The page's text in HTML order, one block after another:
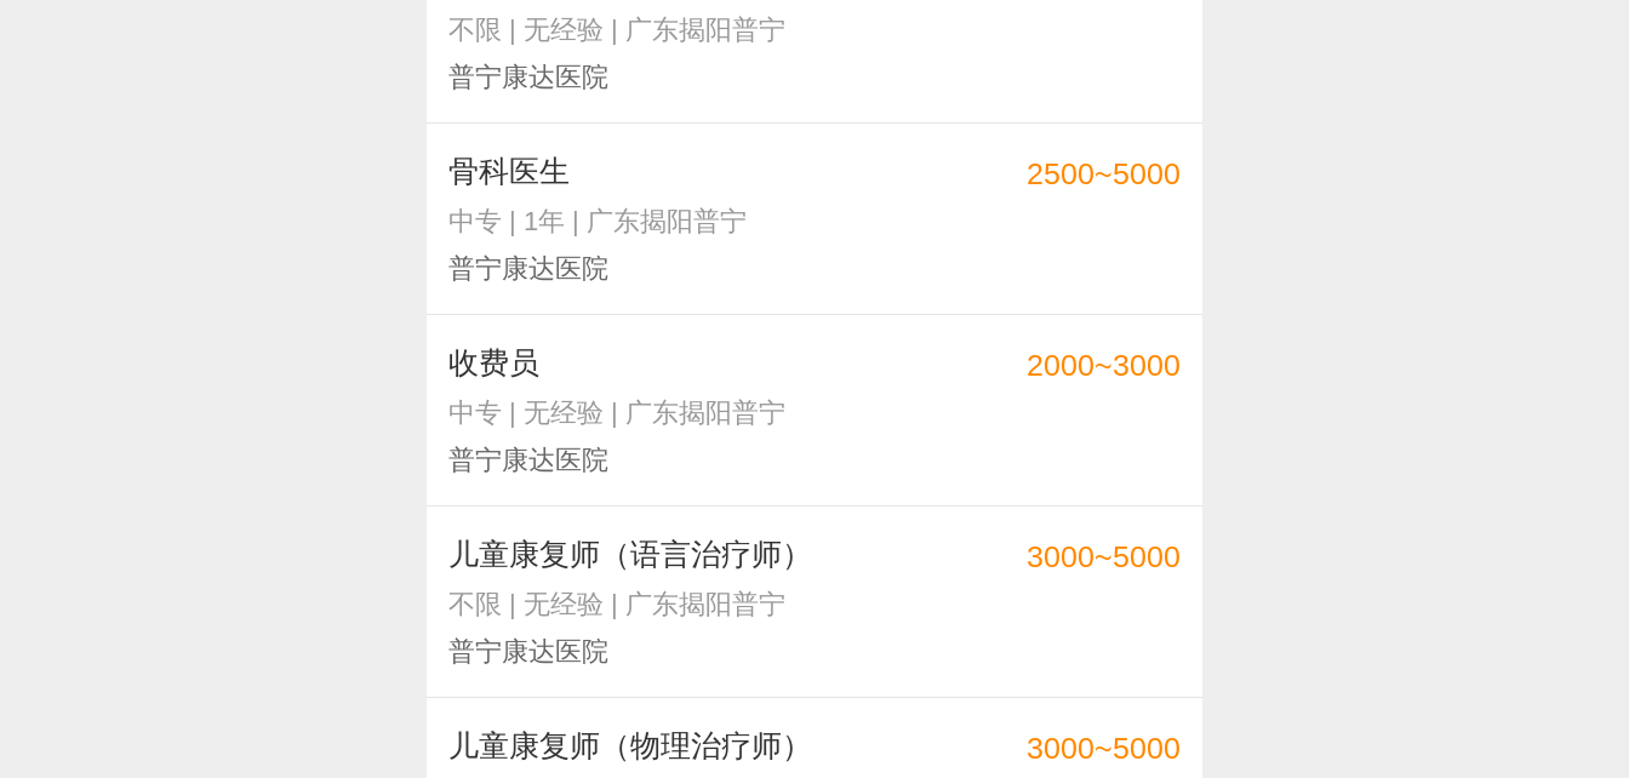
不限 | 无经验 | 广东揭阳普宁
普宁康达医院
骨科医生
中专 | 1年 | 广东揭阳普宁
普宁康达医院
2500~5000
收费员
中专 | 无经验 | 广东揭阳普宁
普宁康达医院
2000~3000
儿童康复师（语言治疗师）
不限 | 无经验 | 广东揭阳普宁
普宁康达医院
3000~5000
儿童康复师（物理治疗师） 3000~5000